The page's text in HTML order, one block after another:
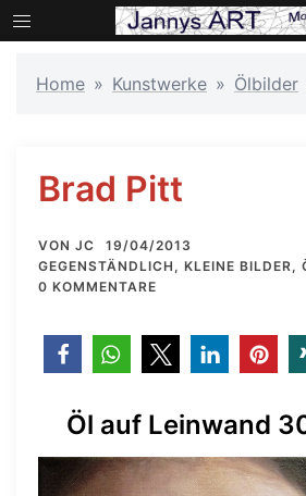
Zum
Inhalt
Home » Kunstwerke » Ölbilder
Brad Pitt
VON JC
19/04/2013
GEGENSTÄNDLICH , KLEINE BILDER,
0 KOMMENTARE
Öl auf Leinwand